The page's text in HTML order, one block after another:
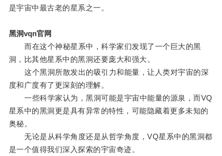
是宇宙中最古老的星系之一。
黑洞vqn官网
而在这个神秘星系中，科学家们发现了一个巨大的黑
洞，比其他星系中的黑洞还要庞大和强大。
这个黑洞所散发出的吸引力和能量，让人类对宇宙的深
度和广度有了更深刻的理解。
一些科学家认为，黑洞可能是宇宙中能量的源泉，而VQ
星系中的黑洞更是具有异常的特性，可能隐藏着更多未知的
奥秘。
无论是从科学角度还是从哲学角度，VQ星系中的黑洞都
是一个值得我们深入探索的宇宙奇迹。